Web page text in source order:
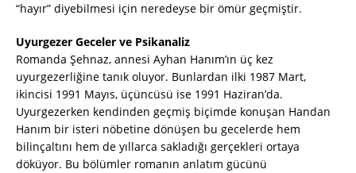
“hayır” diyebilmesi için neredeyse bir ömür geçmiştir.
Uyurgezer Geceler ve Psikanaliz
Romanda Şehnaz, annesi Ayhan Hanım’ın üç kez
uyurgezerliğine tanık oluyor. Bunlardan ilki 1987 Mart,
ikincisi 1991 Mayıs, üçüncüsü ise 1991 Haziran’da.
Uyurgezerken kendinden geçmiş biçimde konuşan Handan
Hanım bir isteri nöbetine dönüşen bu gecelerde hem
bilinçaltını hem de yıllarca sakladığı gerçekleri ortaya
döküyor. Bu bölümler romanın anlatım gücünü